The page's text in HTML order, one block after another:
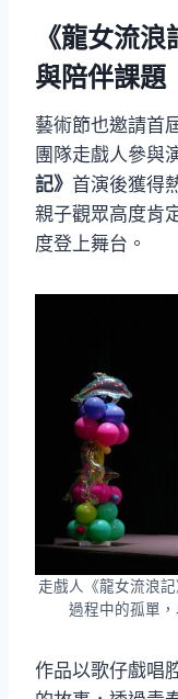
《龍女流
與陪伴課題
藝術節也邀請首
團隊走戲人參與
記》 首演後獲得
親子觀眾高度肯
度登上舞台。
走戲人《龍女流浪
過程中的孤單
作品以歌仔戲唱